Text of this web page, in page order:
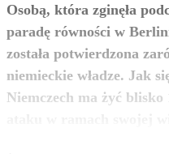
Osobą, która zginęła
paradę równości w
została potwierdzona
niemieckie władze. Jak
Niemczech ma żyć blisko